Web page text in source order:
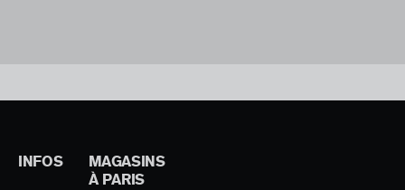
INFOS
MAGASINS
À PARIS